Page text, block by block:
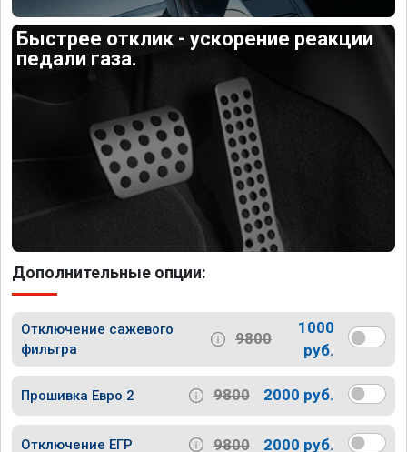
Быстрее отклик - ускорение реакции
педали газа.
Дополнительные опции:
Отключение сажевого
фильтра
9800
1000
руб.
Прошивка Евро 2 9800 2000 руб.
Отключение ЕГР 9800 2000 руб.